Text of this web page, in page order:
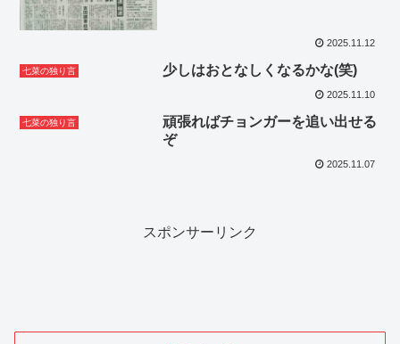
2025.11.12
七菜の独り言 少しはおとなしくなるかな(笑)
2025.11.10
七菜の独り言
頑張ればチョンガーを追い出せる
ぞ
2025.11.07
スポンサーリンク